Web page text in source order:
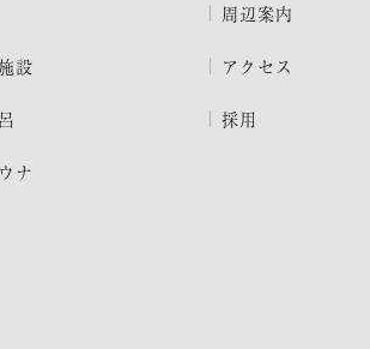
設
ナ
周辺案内
アクセス
採用